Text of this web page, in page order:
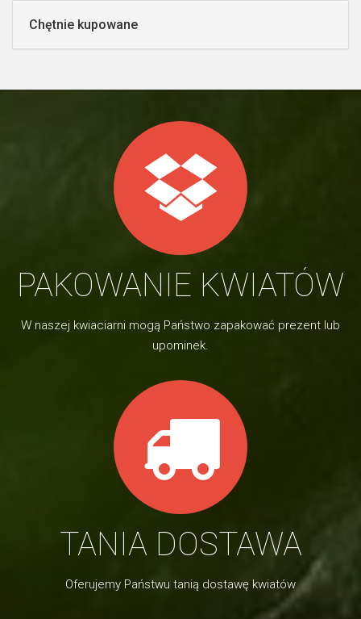
Chętnie kupowane
PAKOWANIE KWIATÓW
W naszej kwiaciarni mogą Państwo zapakować prezent lub
upominek.
TANIA DOSTAWA
Oferujemy Państwu tanią dostawę kwiatów